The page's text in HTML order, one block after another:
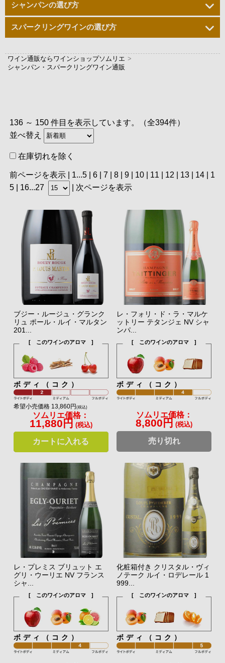
シャンパンの選び方
スパークリングワインの選び方
ワイン通販ならワインショップソムリエ >
シャンパン・スパークリングワイン通販
136 ～ 150 件目を表示しています。（全394件）
並べ替え
在庫切れを除く
前ページを表示| 1...5| 6| 7 8| 9| 10 | 11 12 13| 14| 1
5| 16...27 次ページを表示
ブジー・ルージュ・グランク
リュ ポール・ルイ・マルタン
201...
[ このワインのアロマ ]
ボディ（コク）
希望小売価格 13,860円 (税込)
ソムリエ価格：
11,880円 (税込)
カートに入れる
レ・フォリ・ド・ラ・マルケ
ットリー テタンジェ NV シャ
ンパ...
[ このワインのアロマ ]
ボディ（コク）
ソムリエ価格：
8,800円 (税込)
売り切れ
レ・プレミス ブリュット エ
グリ・ウーリエ NV フランス
シャ...
[ このワインのアロマ ]
ボディ（コク）
化粧箱付き クリスタル・ヴィ
ノテーク ルイ・ロデレール 1
999...
[ このワインのアロマ ]
ボディ（コク）